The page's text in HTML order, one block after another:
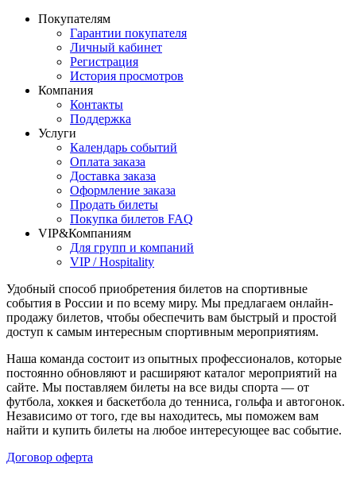
Покупателям
Гарантии покупателя
Личный кабинет
Регистрация
История просмотров
Компания
Контакты
Поддержка
Услуги
Календарь событий
Оплата заказа
Доставка заказа
Оформление заказа
Продать билеты
Покупка билетов FAQ
VIP&Компаниям
Для групп и компаний
VIP / Hospitality
Удобный способ приобретения билетов на спортивные
события в России и по всему миру. Мы предлагаем онлайн-
продажу билетов, чтобы обеспечить вам быстрый и простой
доступ к самым интересным спортивным мероприятиям.
Наша команда состоит из опытных профессионалов, которые
постоянно обновляют и расширяют каталог мероприятий на
сайте. Мы поставляем билеты на все виды спорта — от
футбола, хоккея и баскетбола до тенниса, гольфа и автогонок.
Независимо от того, где вы находитесь, мы поможем вам
найти и купить билеты на любое интересующее вас событие.
Договор оферта